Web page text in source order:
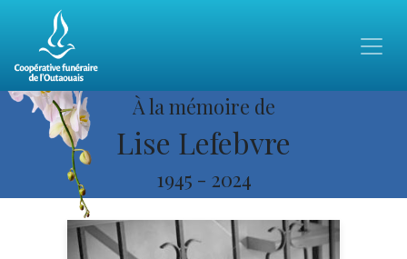
À la mémoire de
Lise Lefebvre
1945 - 2024